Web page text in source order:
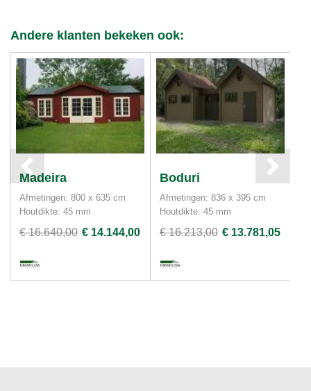
Andere klanten bekeken ook:
Madeira
Afmetingen: 800 x 635 cm
Houtdikte: 45 mm
€ 16.640,00 € 14.144,00
Boduri
Afmetingen: 836 x 395 cm
Houtdikte: 45 mm
€ 16.213,00 € 13.781,05